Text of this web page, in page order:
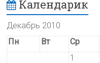
Календарик
Декабрь 2010
Пн
Вт Ср
1